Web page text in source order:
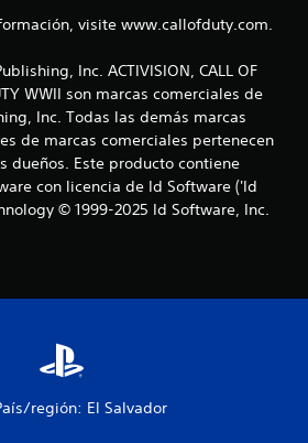
d
e
1
6
visite www.callofduty.com.
Inc. ACTIVISION, CALL OF
WWII son marcas comerciales de
Inc. Todas las demás marcas
de marcas comerciales pertenecen
dueños. Este producto contiene
con licencia de Id Software ('Id
© 1999-2025 Id Software, Inc.
región: El Salvador